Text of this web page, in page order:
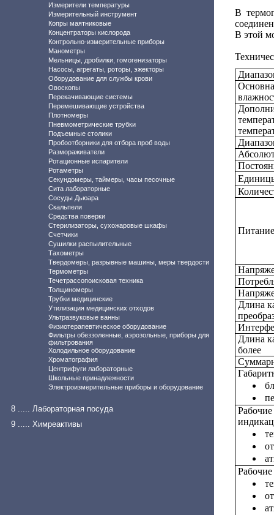
Измерители температуры
Измерительный инструмент
Копры маятниковые
Концентраторы кислорода
Контрольно-измерительные приборы
Манометры
Мельницы, дробилки, гомогенизаторы
Насосы, агрегаты, роторы, эжекторы
Оборудование для службы крови
Овоскопы
Перекачивающие системы
Перемешивающие устройства
Плотномеры
Пневмометрические трубки
Подъемные столики
Пробоотборники для отбора проб воды
Размораживатели
Ротационные испарители
Ротаметры
Секундомеры, таймеры, часы песочные
Сита лабораторные
Сосуды Дьюара
Скальпели
Средства поверки
Стерилизаторы, сухожаровые шкафы
Счетчики
Сушилки распылительные
Тахометры
Твердомеры, разрывные машины, меры твердости
Термометры
Течетрассопоисковая техника
Толщиномеры
Трубки медицинские
Утилизация медицинских отходов
Ультразвуковые ванны
Физиотерапевтическое оборудование
Фильтры обеззоленные, аэрозольные, приборы для
фильтрования
Холодильное оборудование
Хроматография
Центрифуги лабораторные
Школьные принадлежности
Электроизмерительные приборы и оборудование
8 ..... Лабораторная посуда
9 ..... Химреактивы
В
В этой
Длина
Длина
более